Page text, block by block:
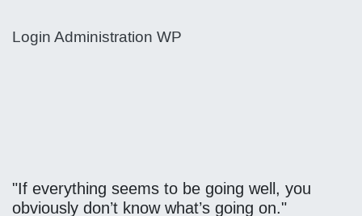
Login Administration WP
"If everything seems to be going well, you
obviously don’t know what’s going on."